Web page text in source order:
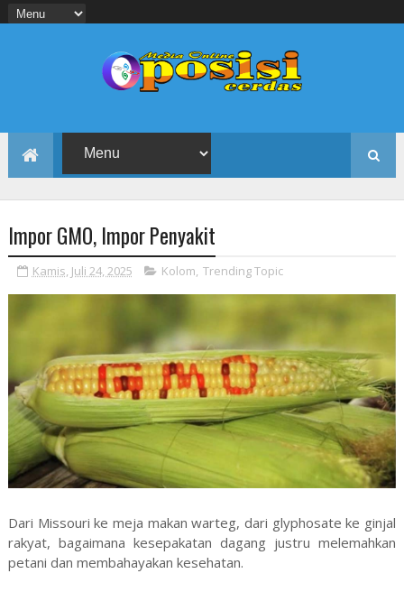
Impor GMO, Impor Penyakit
Kamis, Juli 24, 2025 Kolom, Trending Topic
Dari Missouri ke meja makan warteg, dari glyphosate ke ginjal
rakyat, bagaimana kesepakatan dagang justru melemahkan
petani dan membahayakan kesehatan.